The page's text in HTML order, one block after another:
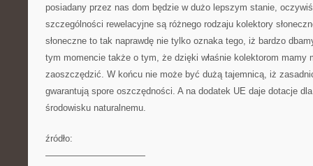
posiadany przez nas dom będzie w dużo lepszym stanie,
szczególności rewelacyjne są różnego rodzaju kolektory
słoneczne to tak naprawdę nie tylko oznaka tego, iż bardzo
tym momencie także o tym, że dzięki właśnie kolektorom mamy
zaoszczędzić. W końcu nie może być dużą tajemnicą, iż
gwarantują spore oszczędności. A na dodatek UE daje dotacje
środowisku naturalnemu.
źródło:
———————————